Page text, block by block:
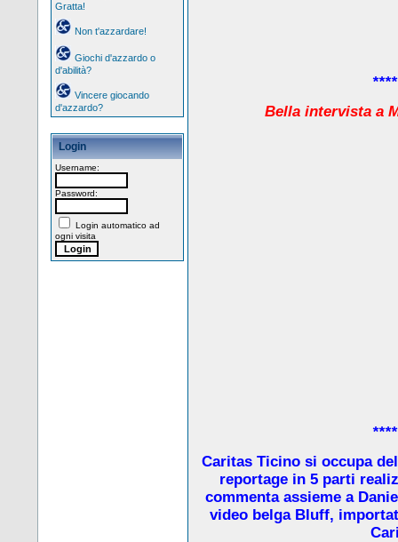
Gratta!
Non t'azzardare!
Giochi d'azzardo o
d'abilità?
Vincere giocando
d'azzardo?
Login
Username:
Password:
Login automatico ad
ogni visita
Bella intervista a
Caritas Ticino si occupa
reportage in 5 parti
commenta assieme a
video belga Bluff,